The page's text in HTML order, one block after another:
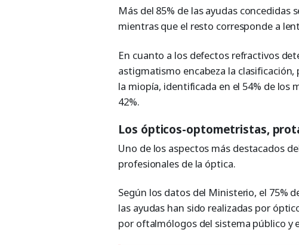
Más del 85% de las ayudas concedidas
mientras que el resto corresponde a
En cuanto a los defectos refractivos
astigmatismo encabeza la clasificación,
la miopía, identificada en el 54% de los
42%.
Los ópticos-optometristas,
Uno de los aspectos más destacados
profesionales de la óptica.
Según los datos del Ministerio, el 75%
las ayudas han sido realizadas por
por oftalmólogos del sistema público y